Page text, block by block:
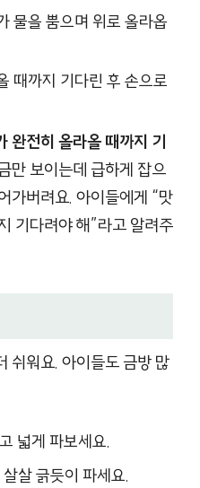
물을 뿜으며 위로 올라옵
때까지 기다린 후 손으로
완전히 올라올 때까지 기
만 보이는데 급하게 잡으
가버려요. 아이들에게 “맛
기다려야 해”라고 알려주
쉬워요. 아이들도 금방 많
넓게 파보세요.
살 긁듯이 파세요.